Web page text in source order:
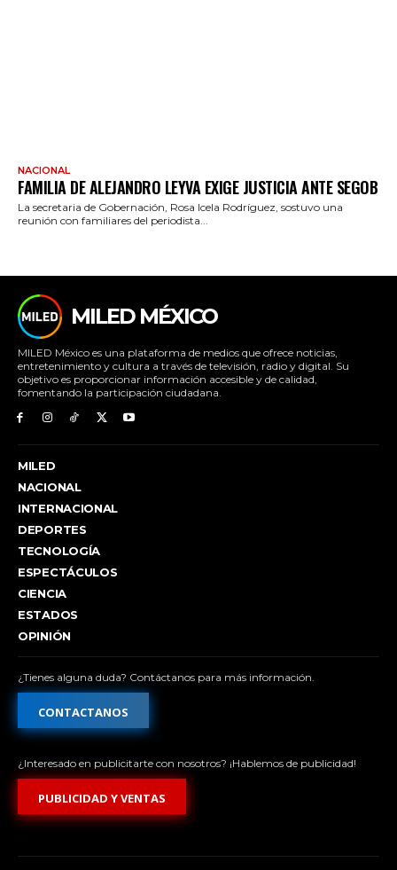
NACIONAL
FAMILIA DE ALEJANDRO LEYVA EXIGE JUSTICIA ANTE SEGOB
La secretaria de Gobernación, Rosa Icela Rodríguez, sostuvo una
reunión con familiares del periodista...
MILED MÉXICO
MILED México es una plataforma de medios que ofrece noticias,
entretenimiento y cultura a través de televisión, radio y digital. Su
objetivo es proporcionar información accesible y de calidad,
fomentando la participación ciudadana.
MILED
NACIONAL
INTERNACIONAL
DEPORTES
TECNOLOGÍA
ESPECTÁCULOS
CIENCIA
ESTADOS
OPINIÓN
¿Tienes alguna duda? Contáctanos para más información.
CONTACTANOS
¿Interesado en publicitarte con nosotros? ¡Hablemos de publicidad!
PUBLICIDAD Y VENTAS